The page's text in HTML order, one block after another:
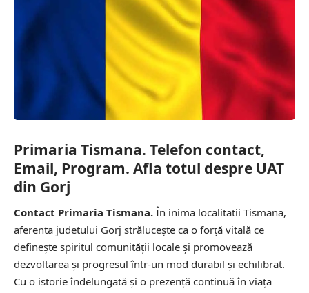
Primaria Tismana. Telefon contact,
Email, Program. Afla totul despre UAT
din Gorj
Contact Primaria Tismana. În inima localitatii Tismana,
aferenta judetului Gorj strălucește ca o forță vitală ce
definește spiritul comunității locale și promovează
dezvoltarea și progresul într-un mod durabil și echilibrat.
Cu o istorie îndelungată și o prezență continuă în viața